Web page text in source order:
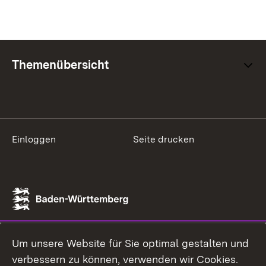
Themenübersicht
Einloggen Seite drucken
Um unsere Website für Sie optimal gestalten und
verbessern zu können, verwenden wir Cookies.